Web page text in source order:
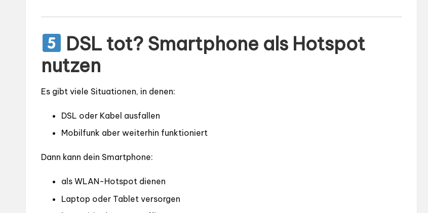
DSL tot? Smartphone als Hotspot
nutzen
Es gibt viele Situationen, in denen:
DSL oder Kabel ausfallen
Mobilfunk aber weiterhin funktioniert
Dann kann dein Smartphone:
als WLAN-Hotspot dienen
Laptop oder Tablet versorgen